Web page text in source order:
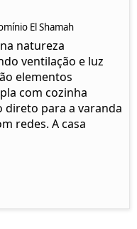
El Shamah
natureza
ventilação e luz
elementos
com cozinha
direto para a varanda
redes. A casa